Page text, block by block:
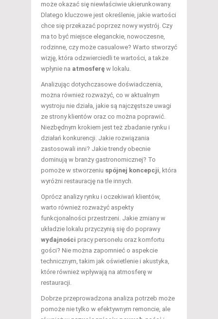
może okazać się niewłaściwie ukierunkowany.
Dlatego kluczowe jest określenie, jakie wartości
chce się przekazać poprzez nowy wystrój. Czy
ma to być miejsce eleganckie, nowoczesne,
rodzinne, czy może casualowe? Warto stworzyć
wizję, która odzwierciedli te wartości, a także
wpłynie na atmosferę w lokalu.
Analizując dotychczasowe doświadczenia,
można również rozważyć, co w aktualnym
wystroju nie działa, jakie są najczęstsze uwagi
ze strony klientów oraz co można poprawić.
Niezbędnym krokiem jest też zbadanie rynku i
działań konkurencji. Jakie rozwiązania
zastosowali inni? Jakie trendy obecnie
dominują w branży gastronomicznej? To
pomoże w stworzeniu spójnej koncepcji, która
wyróżni restaurację na tle innych.
Oprócz analizy rynku i oczekiwań klientów,
warto również rozważyć aspekty
funkcjonalności przestrzeni. Jakie zmiany w
układzie lokalu przyczynią się do poprawy
wydajności pracy personelu oraz komfortu
gości? Nie można zapomnieć o aspekcie
technicznym, takim jak oświetlenie i akustyka,
które również wpływają na atmosferę w
restauracji.
Dobrze przeprowadzona analiza potrzeb może
pomoże nie tylko w efektywnym remoncie, ale